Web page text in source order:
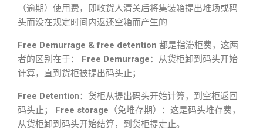
（逾期）使用费，即收货人清关后将集装箱提出堆场或码
头而没在规定时间内返还空箱而产生的.
Free Demurrage & free detention 都是指滞柜费，这两
者的区别在于： Free Demurrage：从货柜卸到码头开始
计算，直到货柜被提出码头止；
Free Detention：货柜从提出码头开始计算，到空柜返回
码头止； Free storage （免堆存期）：这是码头堆存费，
从货柜卸到码头开始结算，到货柜提走止。